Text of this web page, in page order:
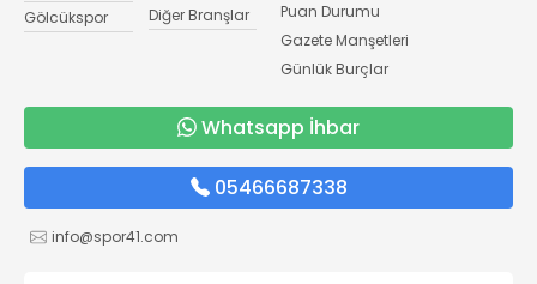
Gölcükspor
Diğer Branşlar
Puan Durumu
Gazete Manşetleri
Günlük Burçlar
Whatsapp İhbar
05466687338
info@spor41.com